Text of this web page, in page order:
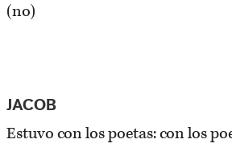
(no)
JACOB
Estuvo con los poetas: con los